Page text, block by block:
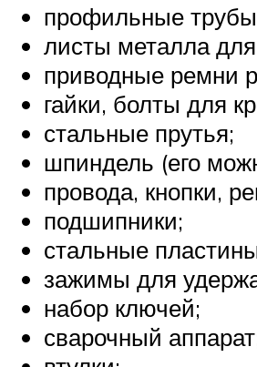
профильные
листы металла
приводные ремни
гайки, болты для
стальные прутья;
шпиндель (его
провода, кнопки,
подшипники;
стальные
зажимы для
набор ключей;
сварочный